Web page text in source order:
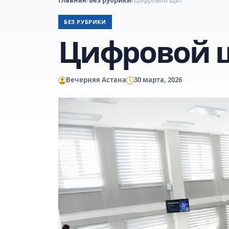
БЕЗ РУБРИКИ
Цифровой
Вечерняя Астана 30 марта, 2026